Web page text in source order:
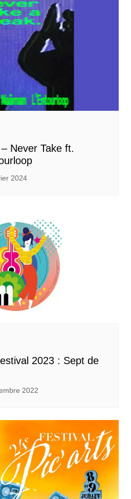
Never Take ft.
2024
2023 : Sept de
2022